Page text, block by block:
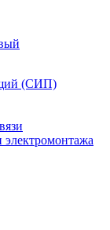
(СИП)
электромонтажа